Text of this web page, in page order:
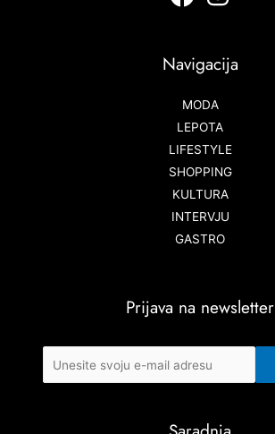
Navigacija
MODA
LEPOTA
LIFESTYLE
SHOPPING
KULTURA
INTERVJU
GASTRO
Prijava na newsletter